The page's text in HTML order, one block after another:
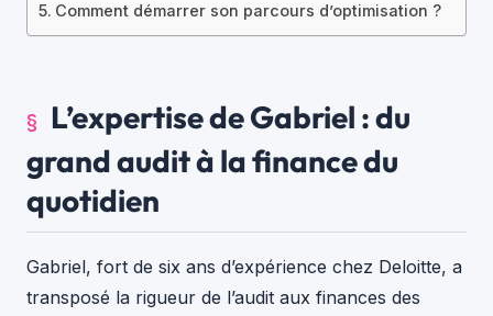
Comment démarrer son parcours d’optimisation ?
L’expertise de Gabriel : du
grand audit à la finance du
quotidien
Gabriel, fort de six ans d’expérience chez Deloitte, a
transposé la rigueur de l’audit aux finances des